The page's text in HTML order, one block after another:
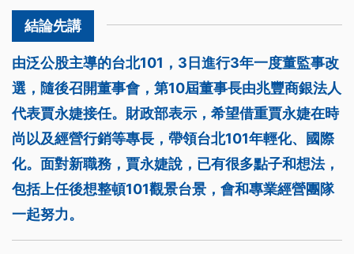
由泛公股主導的台北101，3日進行3年一度董監事改
選，隨後召開董事會，第10屆董事長由兆豐商銀法人
代表賈永婕接任。財政部表示，希望借重賈永婕在時
尚以及經營行銷等專長，帶領台北101年輕化、國際
化。面對新職務，賈永婕說，已有很多點子和想法，
包括上任後想整頓101觀景台景，會和專業經營團隊
一起努力。